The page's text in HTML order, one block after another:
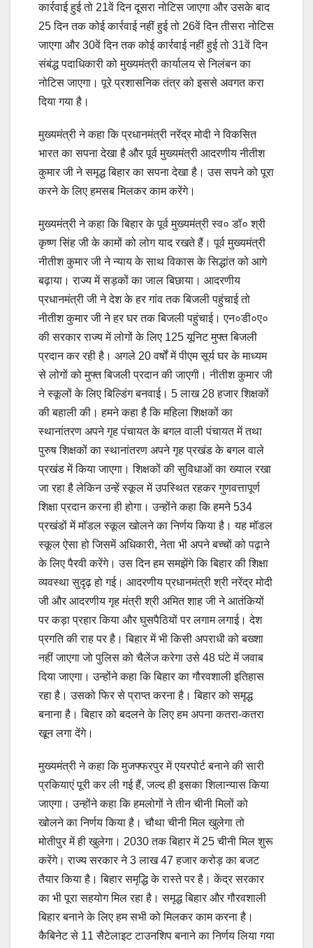
कार्रवाई हुई तो 21वें दिन दूसरा नोटिस जाएगा और उसके बाद
25 दिन तक कोई कार्रवाई नहीं हुई तो 26वें दिन तीसरा नोटिस
जाएगा और 30वें दिन तक कोई कार्रवाई नहीं हुई तो 31वें दिन
संबंद्ध पदाधिकारी को मुख्यमंत्री कार्यालय से निलंबन का
नोटिस जाएगा। पूरे प्रशासनिक तंत्र को इससे अवगत करा
दिया गया है।
मुख्यमंत्री ने कहा कि प्रधानमंत्री नरेंद्र मोदी ने विकसित
भारत का सपना देखा है और पूर्व मुख्यमंत्री आदरणीय नीतीश
कुमार जी ने समृद्ध बिहार का सपना देखा है। उस सपने को पूरा
करने के लिए हमसब मिलकर काम करेंगे।
मुख्यमंत्री ने कहा कि बिहार के पूर्व मुख्यमंत्री स्व० डॉ० श्री
कृष्ण सिंह जी के कामों को लोग याद रखते हैं। पूर्व मुख्यमंत्री
नीतीश कुमार जी ने न्याय के साथ विकास के सिद्धांत को आगे
बढ़ाया। राज्य में सड़कों का जाल बिछाया। आदरणीय
प्रधानमंत्री जी ने देश के हर गांव तक बिजली पहुंचाई तो
नीतीश कुमार जी ने हर घर तक बिजली पहुंचाई। एन०डी०ए०
की सरकार राज्य में लोगों के लिए 125 यूनिट मुफ्त बिजली
प्रदान कर रही है। अगले 20 वर्षों में पीएम सूर्य घर के माध्यम
से लोगों को मुफ्त बिजली प्रदान की जाएगी। नीतीश कुमार जी
ने स्कूलों के लिए बिल्डिंग बनवाई। 5 लाख 28 हजार शिक्षकों
की बहाली की। हमने कहा है कि महिला शिक्षकों का
स्थानांतरण अपने गृह पंचायत के बगल वाली पंचायत में तथा
पुरुष शिक्षकों का स्थानांतरण अपने गृह प्रखंड के बगल वाले
प्रखंड में किया जाएगा। शिक्षकों की सुविधाओं का ख्याल रखा
जा रहा है लेकिन उन्हें स्कूल में उपस्थित रहकर गुणवत्तापूर्ण
शिक्षा प्रदान करना ही होगा। उन्होंने कहा कि हमने 534
प्रखंडों में मॉडल स्कूल खोलने का निर्णय किया है। यह मॉडल
स्कूल ऐसा हो जिसमें अधिकारी, नेता भी अपने बच्चों को पढ़ाने
के लिए पैरवी करेंगे। उस दिन हम समझेंगे कि बिहार की शिक्षा
व्यवस्था सुदृढ़ हो गई। आदरणीय प्रधानमंत्री श्री नरेंद्र मोदी
जी और आदरणीय गृह मंत्री श्री अमित शाह जी ने आतंकियों
पर कड़ा प्रहार किया और घुसपैठियों पर लगाम लगाई। देश
प्रगति की राह पर है। बिहार में भी किसी अपराधी को बख्शा
नहीं जाएगा जो पुलिस को चैलेंज करेगा उसे 48 घंटे में जवाब
दिया जाएगा। उन्होंने कहा कि बिहार का गौरवशाली इतिहास
रहा है। उसको फिर से प्राप्त करना है। बिहार को समृद्ध
बनाना है। बिहार को बदलने के लिए हम अपना कतरा-कतरा
खून लगा देंगे।
मुख्यमंत्री ने कहा कि मुजफ्फरपुर में एयरपोर्ट बनाने की सारी
प्रकियाएं पूरी कर ली गई हैं, जल्द ही इसका शिलान्यास किया
जाएगा। उन्होंने कहा कि हमलोगों ने तीन चीनी मिलों को
खोलने का निर्णय किया है। चौथा चीनी मिल खुलेगा तो
मोतीपुर में ही खुलेगा। 2030 तक बिहार में 25 चीनी मिल शुरू
करेंगे। राज्य सरकार ने 3 लाख 47 हजार करोड़ का बजट
तैयार किया है। बिहार समृद्धि के रास्ते पर है। केंद्र सरकार
का भी पूरा सहयोग मिल रहा है। समृद्ध बिहार और गौरवशाली
बिहार बनाने के लिए हम सभी को मिलकर काम करना है।
कैबिनेट से 11 सैटेलाइट टाउनशिप बनाने का निर्णय लिया गया